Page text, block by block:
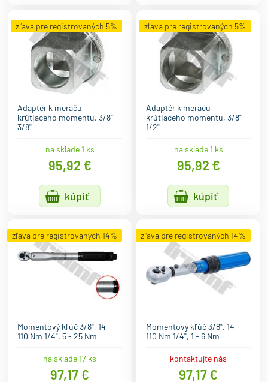
zľava pre registrovaných 5%
Adaptér k meraču
krútiaceho momentu, 3/8"
3/8"
na sklade 1 ks
95,92 €
kúpiť
zľava pre registrovaných 5%
Adaptér k meraču
krútiaceho momentu, 3/8"
1/2"
na sklade 1 ks
95,92 €
kúpiť
zľava pre registrovaných 14%
Momentový kľúč 3/8", 14 -
110 Nm 1/4", 5 - 25 Nm
na sklade 17 ks
97,17 €
zľava pre registrovaných 14%
Momentový kľúč 3/8", 14 -
110 Nm 1/4", 1 - 6 Nm
kontaktujte nás
97,17 €